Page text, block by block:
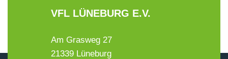
VFL LÜNEBURG E.V.
Am Grasweg 27
21339 Lüneburg